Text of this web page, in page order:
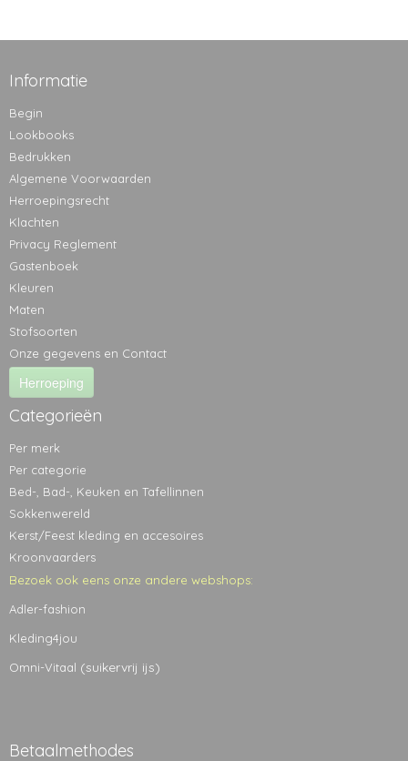
Informatie
Begin
Lookbooks
Bedrukken
Algemene Voorwaarden
Herroepingsrecht
Klachten
Privacy Reglement
Gastenboek
Kleuren
Maten
Stofsoorten
Onze gegevens en Contact
Herroeping
Categorieën
Per merk
Per categorie
Bed-, Bad-, Keuken en Tafellinnen
Sokkenwereld
Kerst/Feest kleding en accesoires
Kroonvaarders
Bezoek ook eens onze andere webshops:
Adler-fashion
Kleding4jou
Omni-Vitaal (suikervrij ijs)
Betaalmethodes